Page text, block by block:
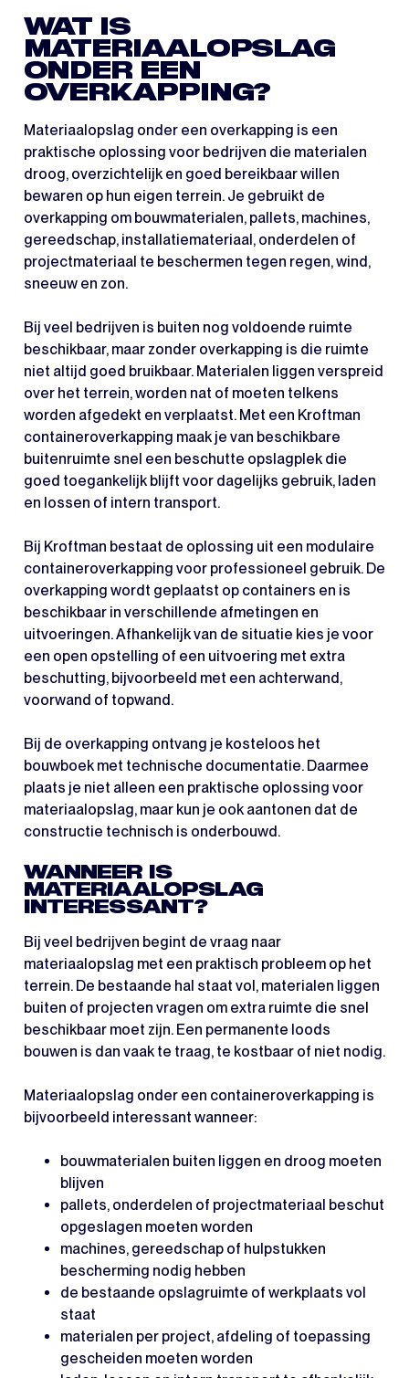
WAT IS
MATERIAALOPSLAG
ONDER EEN
OVERKAPPING?
Materiaalopslag onder een overkapping is een
praktische oplossing voor bedrijven die materialen
droog, overzichtelijk en goed bereikbaar willen
bewaren op hun eigen terrein. Je gebruikt de
overkapping om bouwmaterialen, pallets, machines,
gereedschap, installatiemateriaal, onderdelen of
projectmateriaal te beschermen tegen regen, wind,
sneeuw en zon.
Bij veel bedrijven is buiten nog voldoende ruimte
beschikbaar, maar zonder overkapping is die ruimte
niet altijd goed bruikbaar. Materialen liggen verspreid
over het terrein, worden nat of moeten telkens
worden afgedekt en verplaatst. Met een Kroftman
containeroverkapping maak je van beschikbare
buitenruimte snel een beschutte opslagplek die
goed toegankelijk blijft voor dagelijks gebruik, laden
en lossen of intern transport.
Bij Kroftman bestaat de oplossing uit een modulaire
containeroverkapping voor professioneel gebruik. De
overkapping wordt geplaatst op containers en is
beschikbaar in verschillende afmetingen en
uitvoeringen. Afhankelijk van de situatie kies je voor
een open opstelling of een uitvoering met extra
beschutting, bijvoorbeeld met een achterwand,
voorwand of topwand.
Bij de overkapping ontvang je kosteloos het
bouwboek met technische documentatie. Daarmee
plaats je niet alleen een praktische oplossing voor
materiaalopslag, maar kun je ook aantonen dat de
constructie technisch is onderbouwd.
WANNEER IS
MATERIAALOPSLAG
INTERESSANT?
Bij veel bedrijven begint de vraag naar
materiaalopslag met een praktisch probleem op het
terrein. De bestaande hal staat vol, materialen liggen
buiten of projecten vragen om extra ruimte die snel
beschikbaar moet zijn. Een permanente loods
bouwen is dan vaak te traag, te kostbaar of niet nodig.
Materiaalopslag onder een containeroverkapping is
bijvoorbeeld interessant wanneer:
bouwmaterialen buiten liggen en droog moeten
blijven
pallets, onderdelen of projectmateriaal beschut
opgeslagen moeten worden
machines, gereedschap of hulpstukken
bescherming nodig hebben
de bestaande opslagruimte of werkplaats vol
staat
materialen per project, afdeling of toepassing
gescheiden moeten worden